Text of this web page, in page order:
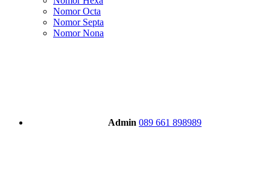
Nomor Octa
Nomor Septa
Nomor Nona
Admin 089 661 898989